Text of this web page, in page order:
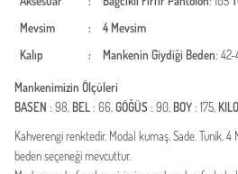
Mevsim
:
4 Mevsim
Kalıp
: Mankenin Giydiği Beden: 42-
Mankenimizin Ölçüleri
BASEN : 98, BEL: 66,GÖĞÜS: 90, BOY: 175, KILO
Kahverengi renktedir. Modal kumaş. Sade. Tunik.
beden seçeneği mevcuttur.